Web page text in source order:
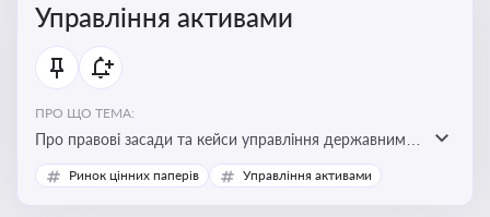
Управління активами
ПРО ЩО ТЕМА:
Про правові засади та кейси управління державними,
комунальними та корпоративними активами, для
юристів і керівників, які відповідають за збереження
Ринок цінних паперів Управління активами